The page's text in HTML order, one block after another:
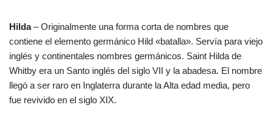
Hilda– Originalmente una forma corta de nombres que
contiene el elemento germánico Hild «batalla». Servía para viejo
inglés y continentales nombres germánicos. Saint Hilda de
Whitby era un Santo inglés del siglo VII y la abadesa. El nombre
llegó a ser raro en Inglaterra durante la Alta edad media, pero
fue revivido en el siglo XIX.